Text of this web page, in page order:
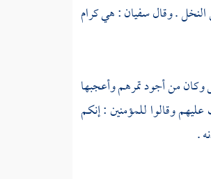
. وقالسفيان: هي كرام
من أجود تمرهم وأعجبها
وقالوا للمؤمنين : إنكم
.